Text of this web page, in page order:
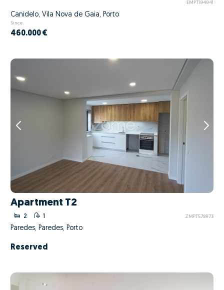
EMPT194941
Canidelo, Vila Nova de Gaia, Porto
Since
460.000 €
Apartment T2
2 1 ZMPT578973
Paredes, Paredes, Porto
Reserved